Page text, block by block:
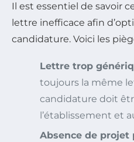
Il est essentiel de savoir
lettre inefficace afin
candidature. Voici les
Lettre trop
toujours la même
candidature doit
l’établissement et
Absence de projet